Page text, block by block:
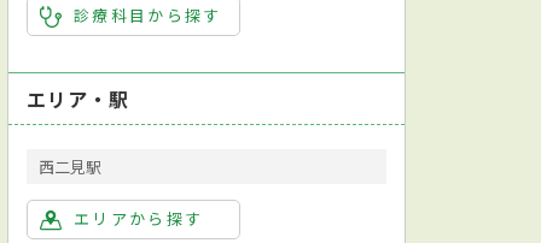
診療科目から探す
エリア・駅
西二見駅
エリアから探す